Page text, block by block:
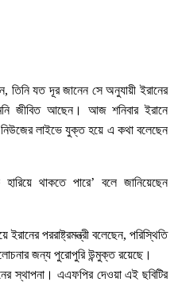
তিনি যত দূর জানেন সে অনুযায়ী ইরানের
জীবিত আছেন। আজ শনিবার ইরানে
নিউজের লাইভে যুক্ত হয়ে এ কথা বলেছেন
থাকতে পারে’ বলে জানিয়েছেন
পররাষ্ট্রমন্ত্রী বলেছেন, পরিস্থিতি
জন্য পুরোপুরি উন্মুক্ত রয়েছে।
স্থাপনা। এএফপির দেওয়া এই ছবিটির